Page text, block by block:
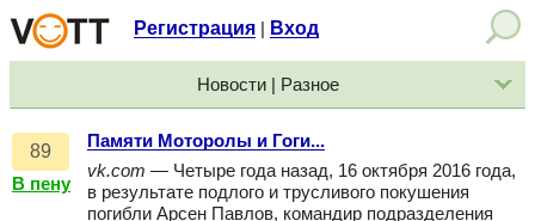
Регистрация Вход
Новости | Разное
89
В пену
Памяти Моторолы и Гоги...
vk.com — Четыре года назад, 16 октября 2016 года,
в результате подлого и трусливого покушения
погибли Арсен Павлов, командир подразделения